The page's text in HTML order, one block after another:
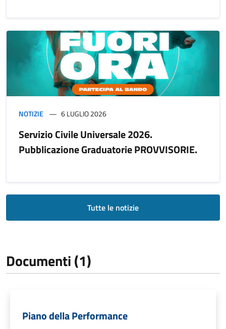
NOTIZIE 6 LUGLIO 2026
Servizio Civile Universale 2026.
Pubblicazione Graduatorie PROVVISORIE.
Tutte le notizie
Documenti (1)
Piano della Performance